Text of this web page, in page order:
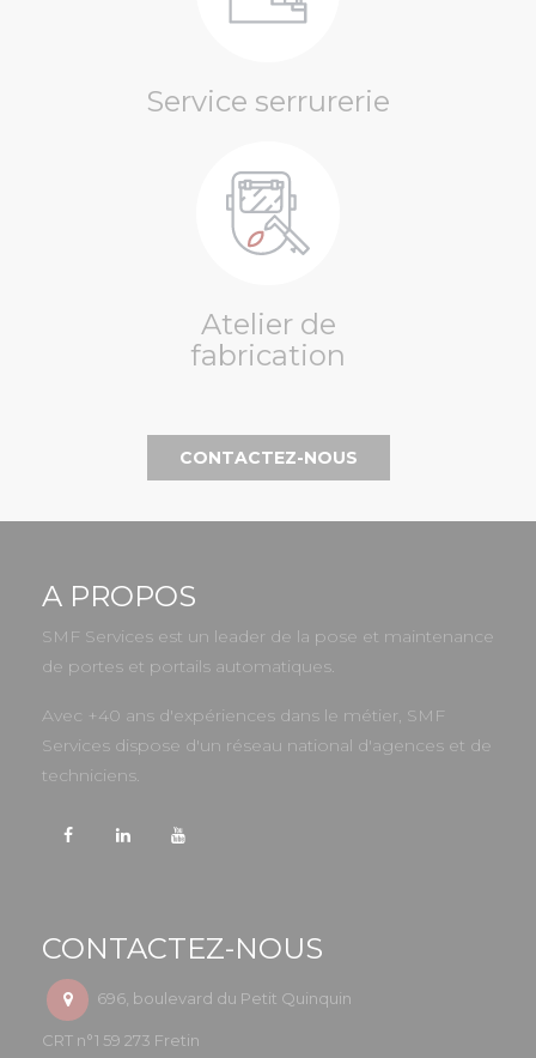
Service serrurerie
Atelier de
fabrication
CONTACTEZ-NOUS
A PROPOS
SMF Services est un leader de la pose et maintenance
de portes et portails automatiques.
Avec +40 ans d'expériences dans le métier, SMF
Services dispose d'un réseau national d'agences et de
techniciens.
CONTACTEZ-NOUS
696, boulevard du Petit Quinquin
CRT n°1 59 273 Fretin